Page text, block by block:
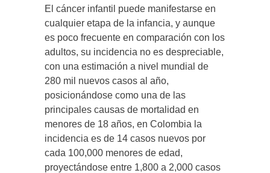
El cáncer infantil puede manifestarse en
cualquier etapa de la infancia, y aunque
es poco frecuente en comparación con los
adultos, su incidencia no es despreciable,
con una estimación a nivel mundial de
280 mil nuevos casos al año,
posicionándose como una de las
principales causas de mortalidad en
menores de 18 años, en Colombia la
incidencia es de 14 casos nuevos por
cada 100,000 menores de edad,
proyectándose entre 1,800 a 2,000 casos